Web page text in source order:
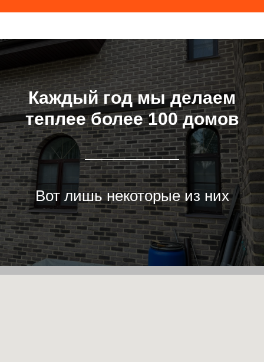
Каждый год мы делаем
теплее более 100 домов
Вот лишь некоторые из них